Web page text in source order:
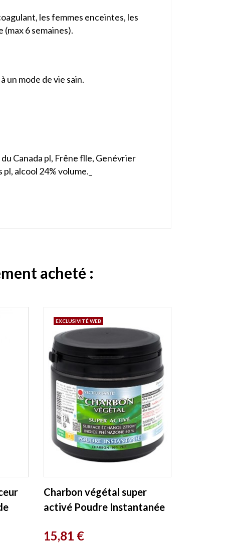
les femmes enceintes, les
6 semaines).
un mode de vie sain.
Canada pl, Frêne flle, Genévrier
alcool 24% volume._
acheté :
Charbon végétal super
activé Poudre Instantanée
Prix
15,81 €
EXCLUSIVITÉ WEB